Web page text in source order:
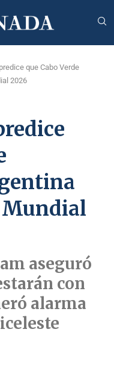
que Cabo Verde
2026
Mundial
aseguró
con
alarma